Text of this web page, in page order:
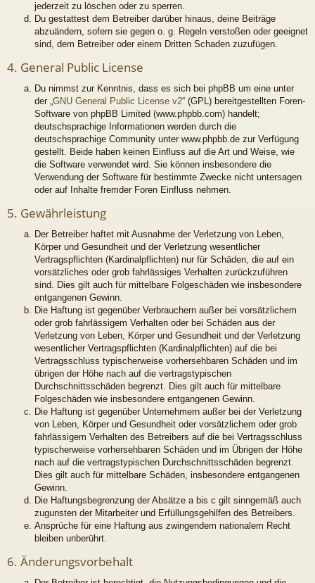
jederzeit zu löschen oder zu sperren.
Du gestattest dem Betreiber darüber hinaus, deine Beiträge
abzuändern, sofern sie gegen o. g. Regeln verstoßen oder geeignet
sind, dem Betreiber oder einem Dritten Schaden zuzufügen.
4. General Public License
Du nimmst zur Kenntnis, dass es sich bei phpBB um eine unter
der „GNU General Public License v2“ (GPL) bereitgestellten Foren-
Software von phpBB Limited (www.phpbb.com) handelt;
deutschsprachige Informationen werden durch die
deutschsprachige Community unter www.phpbb.de zur Verfügung
gestellt. Beide haben keinen Einfluss auf die Art und Weise, wie
die Software verwendet wird. Sie können insbesondere die
Verwendung der Software für bestimmte Zwecke nicht untersagen
oder auf Inhalte fremder Foren Einfluss nehmen.
5. Gewährleistung
Der Betreiber haftet mit Ausnahme der Verletzung von Leben,
Körper und Gesundheit und der Verletzung wesentlicher
Vertragspflichten (Kardinalpflichten) nur für Schäden, die auf ein
vorsätzliches oder grob fahrlässiges Verhalten zurückzuführen
sind. Dies gilt auch für mittelbare Folgeschäden wie insbesondere
entgangenen Gewinn.
Die Haftung ist gegenüber Verbrauchern außer bei vorsätzlichem
oder grob fahrlässigem Verhalten oder bei Schäden aus der
Verletzung von Leben, Körper und Gesundheit und der Verletzung
wesentlicher Vertragspflichten (Kardinalpflichten) auf die bei
Vertragsschluss typischerweise vorhersehbaren Schäden und im
übrigen der Höhe nach auf die vertragstypischen
Durchschnittsschäden begrenzt. Dies gilt auch für mittelbare
Folgeschäden wie insbesondere entgangenen Gewinn.
Die Haftung ist gegenüber Unternehmern außer bei der Verletzung
von Leben, Körper und Gesundheit oder vorsätzlichem oder grob
fahrlässigem Verhalten des Betreibers auf die bei Vertragsschluss
typischerweise vorhersehbaren Schäden und im Übrigen der Höhe
nach auf die vertragstypischen Durchschnittsschäden begrenzt.
Dies gilt auch für mittelbare Schäden, insbesondere entgangenen
Gewinn.
Die Haftungsbegrenzung der Absätze a bis c gilt sinngemäß auch
zugunsten der Mitarbeiter und Erfüllungsgehilfen des Betreibers.
Ansprüche für eine Haftung aus zwingendem nationalem Recht
bleiben unberührt.
6. Änderungsvorbehalt